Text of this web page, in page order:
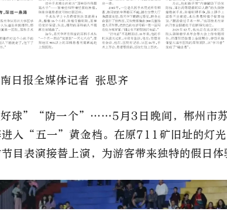
日报全媒体记者 张思齐
好球”“防一个”……5月3日晚间，郴州市
进入“五一”黄金档。在原711矿旧址的灯
目表演接替上演，为游客带来独特的假日体